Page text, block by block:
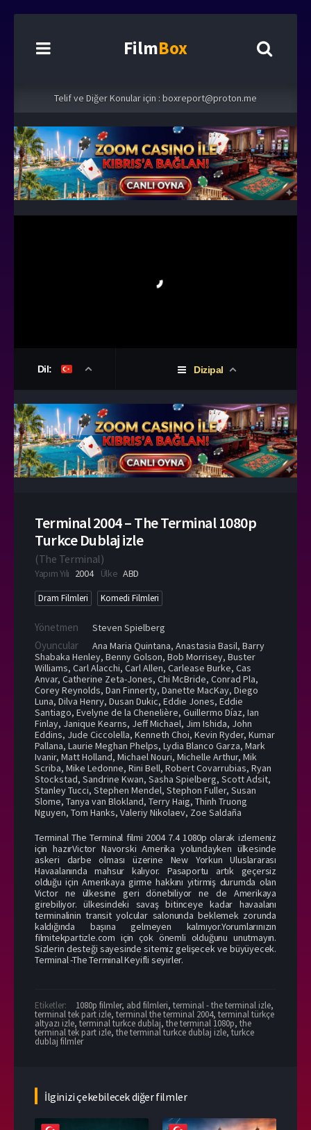
FilmBox
Telif ve Diğer Konular için : boxreport@proton.me
Dil: Dizipal
Terminal 2004 – The Terminal 1080p
Turkce Dublaj izle
(The Terminal)
Yapım Yılı 2004 Ülke ABD
Dram Filmleri Komedi Filmleri
Yönetmen Steven Spielberg
Oyuncular Ana Maria Quintana, Anastasia Basil, Barry
Shabaka Henley, Benny Golson, Bob Morrisey, Buster
Williams, Carl Alacchi, Carl Allen, Carlease Burke, Cas
Anvar, Catherine Zeta-Jones, Chi McBride, Conrad Pla,
Corey Reynolds, Dan Finnerty, Danette MacKay, Diego
Luna, Dilva Henry, Dusan Dukic, Eddie Jones, Eddie
Santiago, Evelyne de la Chenelière, Guillermo Díaz, Ian
Finlay, Janique Kearns, Jeff Michael, Jim Ishida, John
Eddins, Jude Ciccolella, Kenneth Choi, Kevin Ryder, Kumar
Pallana, Laurie Meghan Phelps, Lydia Blanco Garza, Mark
Ivanir, Matt Holland, Michael Nouri, Michelle Arthur, Mik
Scriba, Mike Ledonne, Rini Bell, Robert Covarrubias, Ryan
Stockstad, Sandrine Kwan, Sasha Spielberg, Scott Adsit,
Stanley Tucci, Stephen Mendel, Stephon Fuller, Susan
Slome, Tanya van Blokland, Terry Haig, Thinh Truong
Nguyen, Tom Hanks, Valeriy Nikolaev, Zoe Saldaña
Terminal The Terminal filmi 2004 7.4 1080p olarak izlemeniz
için hazırVictor Navorski Amerika yolundayken ülkesinde
askeri darbe olması üzerine New Yorkun Uluslararası
Havaalanında mahsur kalıyor. Pasaportu artık geçersiz
olduğu için Amerikaya girme hakkını yitirmiş durumda olan
Victor ne ülkesine geri dönebiliyor ne de Amerikaya
girebiliyor. ülkesindeki savaş bitinceye kadar havaalanı
terminalinin transit yolcular salonunda beklemek zorunda
kaldığında başına gelmeyen kalmıyor.Yorumlarınızın
filmitekpartizle.com için çok önemli olduğunu unutmayın.
Sizlerin desteği sayesinde sitemiz gelişecek ve büyüyecek.
Terminal -The Terminal Keyifli seyirler.
Etiketler: 1080p filmler, abd filmleri, terminal - the terminal izle,
terminal tek part izle, terminal the terminal 2004, terminal türkçe
altyazı izle, terminal turkce dublaj, the terminal 1080p, the
terminal tek part izle, the terminal turkce dublaj izle,turkce
dublaj filmler
İlginizi çekebilecek diğer filmler